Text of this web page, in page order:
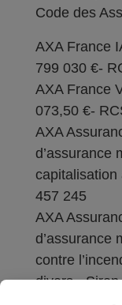
Code des
AXA France
799 030 €-
AXA France
073,50 €-
AXA
d’assurance
capitalisation
457 245
AXA
d’assurance
contre
divers -